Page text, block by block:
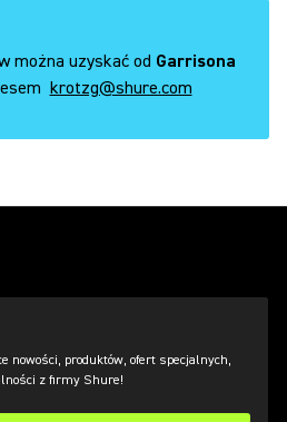
można uzyskać od Garrisona
krotzg@shure.com
nowości, produktów, ofert specjalnych,
z firmy Shure!